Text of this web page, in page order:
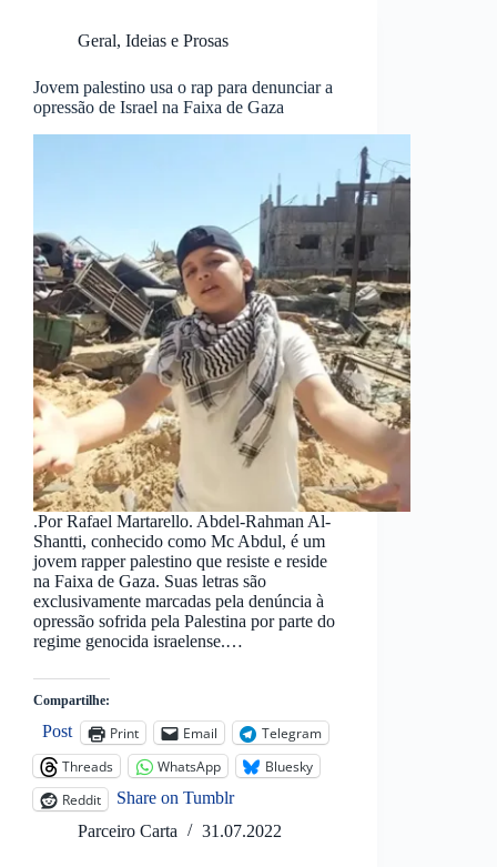
Geral, Ideias e Prosas
Jovem palestino usa o rap para denunciar a
opressão de Israel na Faixa de Gaza
.Por Rafael Martarello. Abdel-Rahman Al-
Shantti, conhecido como Mc Abdul, é um
jovem rapper palestino que resiste e reside
na Faixa de Gaza. Suas letras são
exclusivamente marcadas pela denúncia à
opressão sofrida pela Palestina por parte do
regime genocida israelense.…
Compartilhe:
Post Print Email
Telegram
Threads
WhatsApp
Bluesky
Reddit
Share on Tumblr
Parceiro Carta
31.07.2022